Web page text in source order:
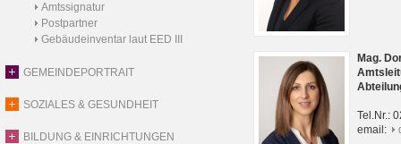
Amtssignatur
Postpartner
Gebäudeinventar laut EED III
GEMEINDEPORTRAIT
SOZIALES & GESUNDHEIT
BILDUNG & EINRICHTUNGEN
Mag.
Tel.Nr.:
email: